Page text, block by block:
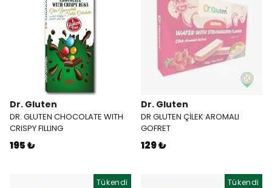
Dr. Gluten
DR. GLUTEN CHOCOLATE WITH
CRISPY FILLING
195 ₺
Dr. Gluten
DR GLUTEN ÇİLEK AROMALI
GOFRET
129 ₺
Tükendi Tükendi